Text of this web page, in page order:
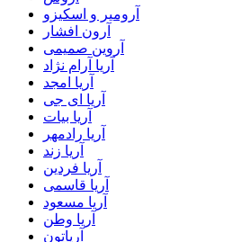
آرومیر و اسکیزو
آرون افشار
آروین صمیمی
آریا آرام نژاد
آریا امجد
آریا ای جی
آریا بیات
آریا رادمهر
آریا زند
آریا فردین
آریا قاسمی
آریا مسعود
آریا وطن
آریاتون